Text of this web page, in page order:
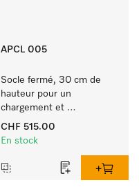
APCL 005
Socle fermé, 30 cm de
hauteur pour un
chargement et
déchargement
ergonomique du lave-
CHF 515.00
En stock